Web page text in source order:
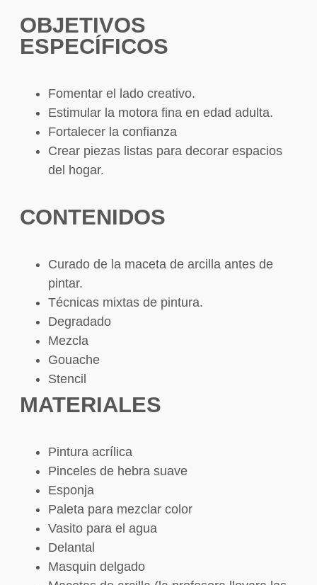
OBJETIVOS
ESPECÍFICOS
Fomentar el lado creativo.
Estimular la motora fina en edad adulta.
Fortalecer la confianza
Crear piezas listas para decorar espacios
del hogar.
CONTENIDOS
Curado de la maceta de arcilla antes de
pintar.
Técnicas mixtas de pintura.
Degradado
Mezcla
Gouache
Stencil
MATERIALES
Pintura acrílica
Pinceles de hebra suave
Esponja
Paleta para mezclar color
Vasito para el agua
Delantal
Masquin delgado